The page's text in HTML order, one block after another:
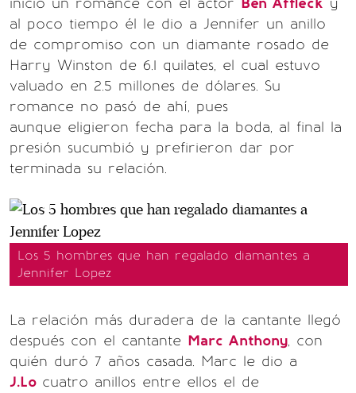
al poco tiempo él le dio a Jennifer un anillo
de compromiso con un diamante rosado de
Harry Winston de 6.1 quilates, el cual estuvo
valuado en 2.5 millones de dólares. Su
romance no pasó de ahí, pues
aunque eligieron fecha para la boda, al final la
presión sucumbió y prefirieron dar por
terminada su relación.
Los 5 hombres que han regalado diamantes a
Jennifer Lopez
La relación más duradera de la cantante llegó
después con el cantante Marc Anthony, con
quién duró 7 años casada. Marc le dio a
J.Lo cuatro anillos entre ellos el de